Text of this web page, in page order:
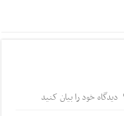
دیدگاه خود را بیان کنید